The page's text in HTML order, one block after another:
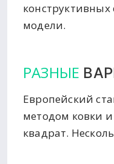
модели.
РАЗНЫЕ
Европейский
методом ковки
квадрат.